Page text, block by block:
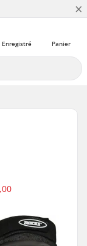
×
Panier
Enregistré